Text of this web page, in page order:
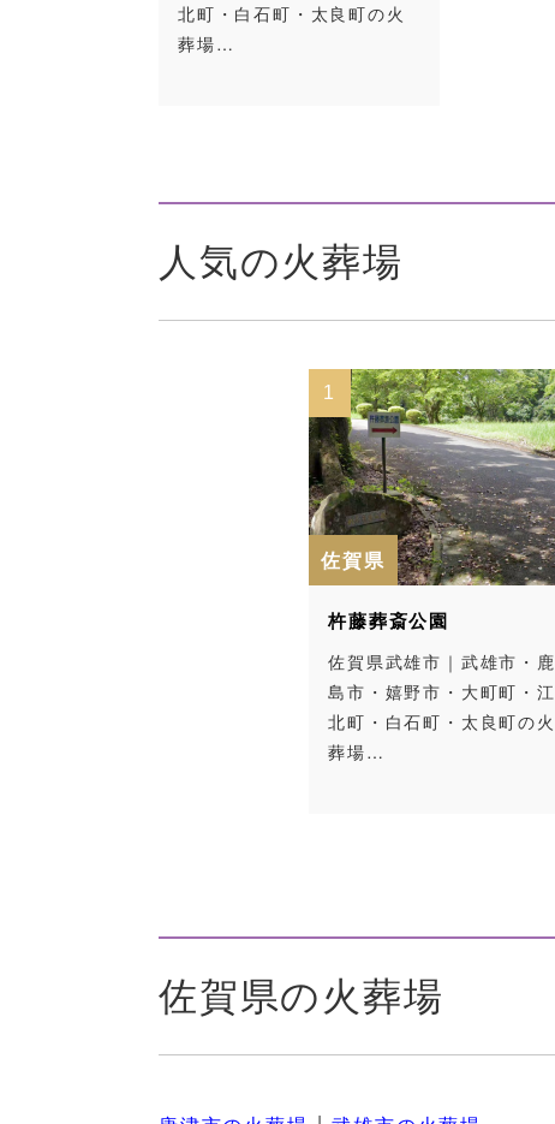
北町・白石町・太良町の火
葬場…
人気の火葬場
1
佐賀県
杵藤葬斎公園
佐賀県武雄市｜武雄市・鹿
島市・嬉野市・大町町・江
北町・白石町・太良町の火
葬場…
佐賀県の火葬場